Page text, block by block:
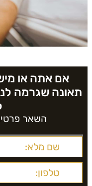
אם אתה או
תאונה שגרמה
השאר